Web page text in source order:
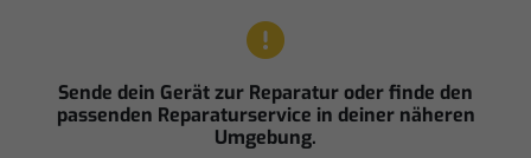
Sende dein Gerät zur Reparatur oder finde den
passenden Reparaturservice in deiner näheren
Umgebung.